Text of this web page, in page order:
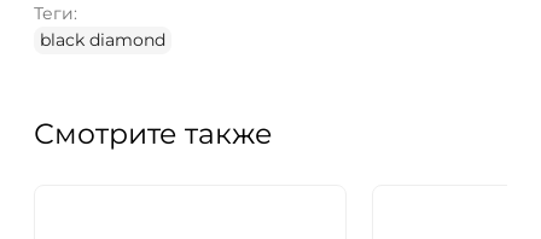
Теги:
black diamond
Смотрите также